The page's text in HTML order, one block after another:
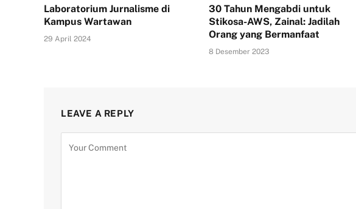
Laboratorium Jurnalisme di
Kampus Wartawan
29 April 2024
30 Tahun Mengabdi untuk
Stikosa-AWS, Zainal: Jadilah
Orang yang Bermanfaat
8 Desember 2023
LEAVE A REPLY